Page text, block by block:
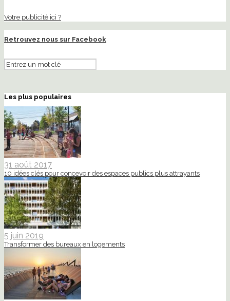
Votre publicité ici ?
Retrouvez nous sur Facebook
Les plus populaires
31 août 2017
10 idées clés pour concevoir des espaces publics plus attrayants
5 juin 2019
Transformer des bureaux en logements